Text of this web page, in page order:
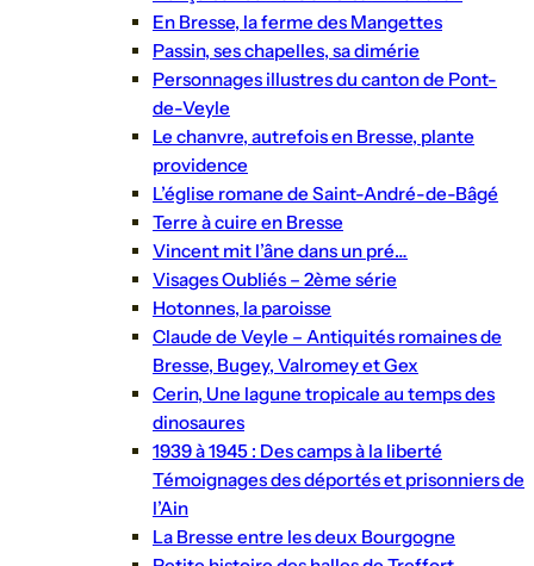
En Bresse, la ferme des Mangettes
Passin, ses chapelles, sa dimérie
Personnages illustres du canton de Pont-
de-Veyle
Le chanvre, autrefois en Bresse, plante
providence
L’église romane de Saint-André-de-Bâgé
Terre à cuire en Bresse
Vincent mit l’âne dans un pré…
Visages Oubliés – 2ème série
Hotonnes, la paroisse
Claude de Veyle – Antiquités romaines de
Bresse, Bugey, Valromey et Gex
Cerin, Une lagune tropicale au temps des
dinosaures
1939 à 1945 : Des camps à la liberté
Témoignages des déportés et prisonniers de
l’Ain
La Bresse entre les deux Bourgogne